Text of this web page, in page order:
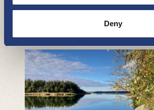
Deny
Runonkulman Galleria